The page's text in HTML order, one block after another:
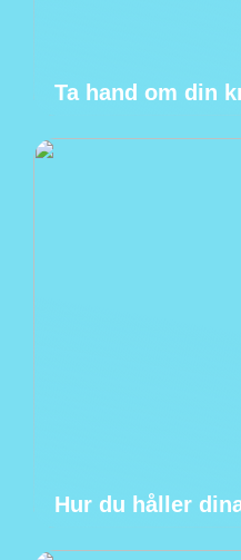
Ta hand om din
Hur du håller